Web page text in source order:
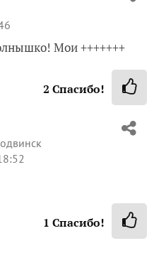
Мои +++++++
2 Спасибо!
1 Спасибо!